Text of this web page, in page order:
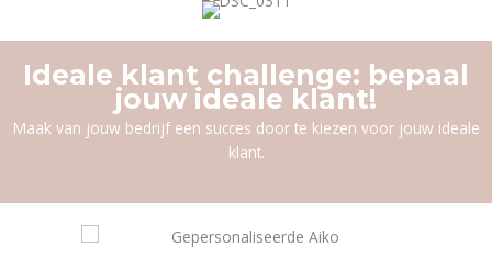
Ideale klant challenge: bepaal
jouw ideale klant!
Maak van jouw bedrijf een succes door te kiezen voor jouw ideale
klant.